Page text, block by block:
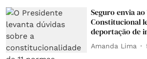
Seguro envia
Constitucional
deportação de
Amanda Lima